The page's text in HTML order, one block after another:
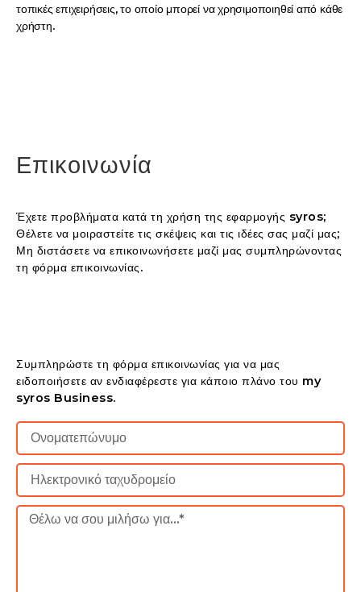
τοπικές επιχειρήσεις, το οποίο μπορεί να χρησιμοποιηθεί από κάθε
χρήστη.
Επικοινωνία
Έχετε προβλήματα κατά τη χρήση της εφαρμογής syros;
Θέλετε να μοιραστείτε τις σκέψεις και τις ιδέες σας μαζί μας;
Μη διστάσετε να επικοινωνήσετε μαζί μας συμπληρώνοντας
τη φόρμα επικοινωνίας.
Συμπληρώστε τη φόρμα επικοινωνίας για να μας
ειδοποιήσετε αν ενδιαφέρεστε για κάποιο πλάνο του my
syros Business.